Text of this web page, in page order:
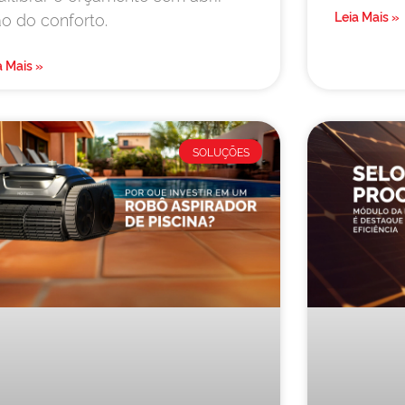
do conforto.
Mais »
Leia Mais »
SOLUÇÕES